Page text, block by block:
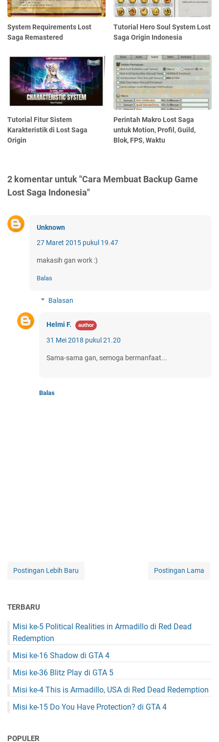
System Requirements Lost
Saga Remastered
Tutorial Hero Soul System Lost
Saga Origin Indonesia
Tutorial Fitur Sistem
Karakteristik di Lost Saga
Origin
Perintah Makro Lost Saga
untuk Motion, Profil, Guild,
Blok, FPS, Waktu
2 komentar untuk "Cara Membuat Backup Game
Lost Saga Indonesia"
Unknown
27 Maret 2015 pukul 19.47
makasih gan work :)
Balas
Balasan
Helmi F.
31 Mei 2018 pukul 21.20
Sama-sama gan, semoga bermanfaat...
Balas
Postingan Lebih Baru Postingan Lama
TERBARU
Misi ke-5 Political Realities in Armadillo di Red Dead
Redemption
Misi ke-16 Shadow di GTA 4
Misi ke-36 Blitz Play di GTA 5
Misi ke-4 This is Armadillo, USA di Red Dead Redemption
Misi ke-15 Do You Have Protection? di GTA 4
POPULER